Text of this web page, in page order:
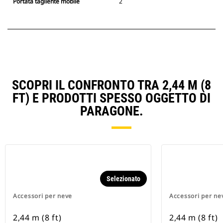
SCOPRI IL CONFRONTO TRA 2,44 M (8
FT) E PRODOTTI SPESSO OGGETTO DI
PARAGONE.
Accessori per neve
Selezionato
2,44 m (8 ft)
Accessori per
2,44 m (8 ft)